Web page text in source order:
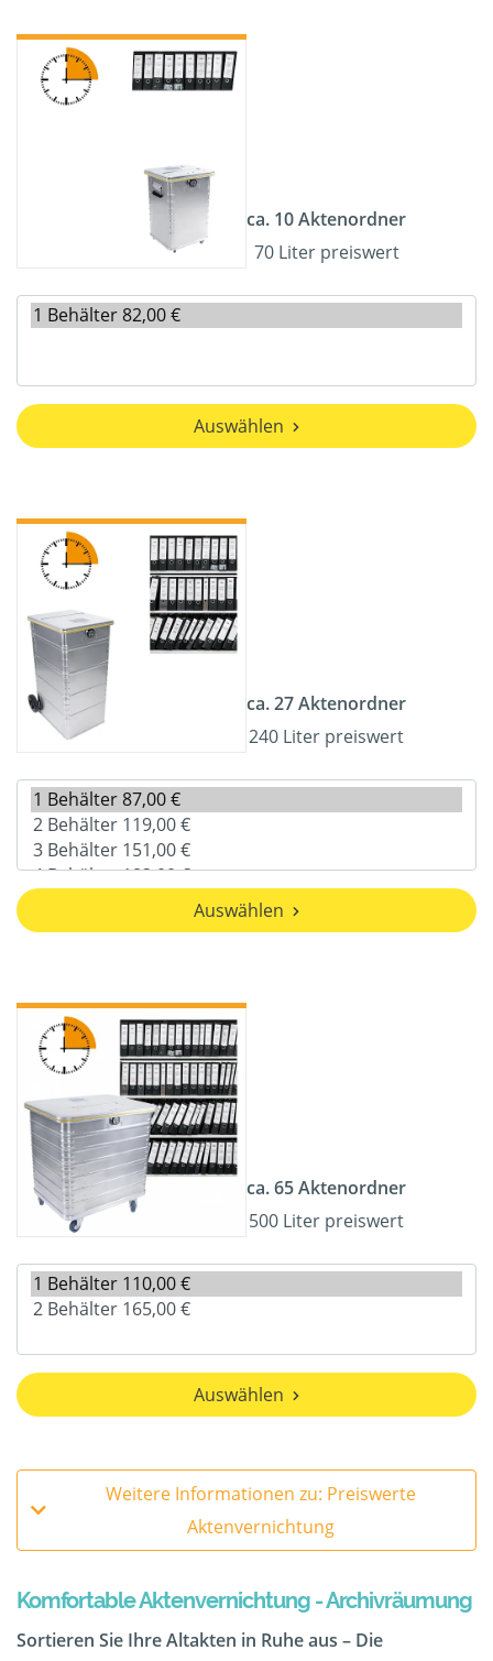
ca. 10 Aktenordner
70 Liter preiswert
Auswählen
ca. 27 Aktenordner
240 Liter preiswert
Auswählen
ca. 65 Aktenordner
500 Liter preiswert
Auswählen
Weitere Informationen zu: Preiswerte
Aktenvernichtung
Komfortable Aktenvernichtung - Archivräumung
Sortieren Sie Ihre Altakten in Ruhe aus – Die